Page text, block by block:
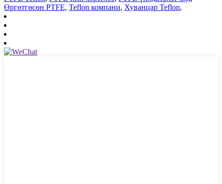
Өргөтгөсөн PTFE, Teflon компани, Хуванцар Teflon,